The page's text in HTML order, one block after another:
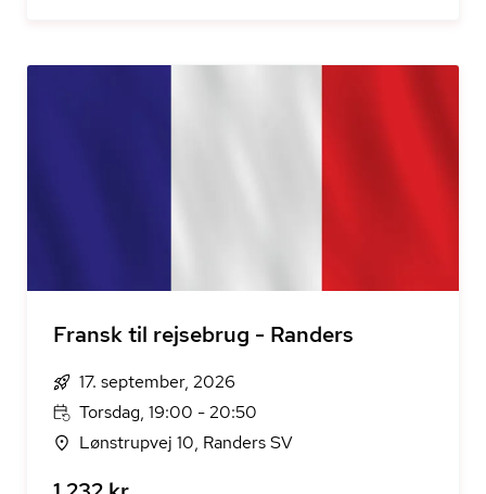
Fransk til rejsebrug - Randers
17. september, 2026
Torsdag, 19:00 - 20:50
Lønstrupvej 10, Randers SV